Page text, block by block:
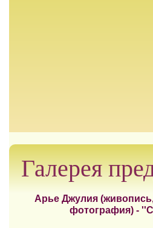
Галерея
Арье Джулия
фотография) -